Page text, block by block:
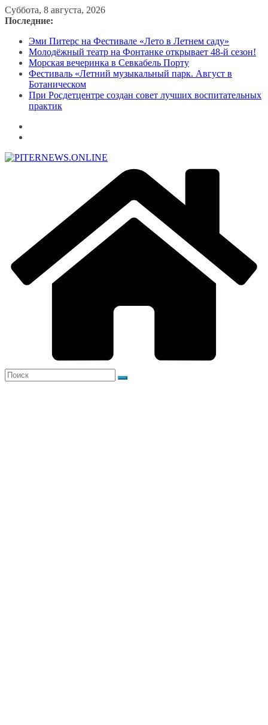
Перейти
к
Суббота, 8 августа, 2026
Последние:
Эми Питерс на Фестивале «Лето в Летнем саду»
Молодёжный театр на Фонтанке открывает 48-й сезон!
Морская вечеринка в Севкабель Порту
Фестиваль «Летний музыкальный парк. Август в
Ботаническом
При Росдетцентре создан совет лучших воспитательных
практик